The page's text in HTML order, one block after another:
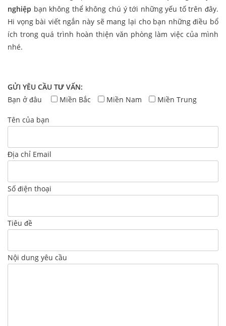
nghiệp bạn không thể không chú ý tới những yếu tố trên đây.
Hi vọng bài viết ngắn này sẽ mang lại cho bạn những điều bổ
ích trong quá trình hoàn thiện văn phòng làm việc của mình
nhé.
GỬI YÊU CẦU TƯ VẤN:
Bạn ở đâu
Miền Bắc Miền Nam Miền Trung
Tên của bạn
Địa chỉ Email
Số điện thoại
Tiêu đề
Nội dung yêu cầu